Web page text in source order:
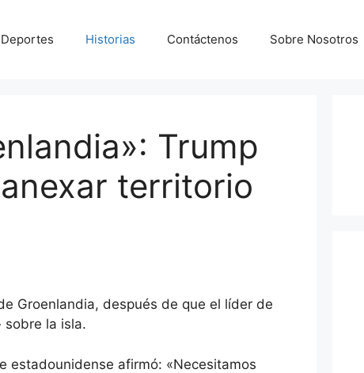
Deportes Historias Contáctenos Sobre Nosotros
Trump
territorio
Groenlandia, después de que el líder de
sobre la isla.
estadounidense afirmó: «Necesitamos